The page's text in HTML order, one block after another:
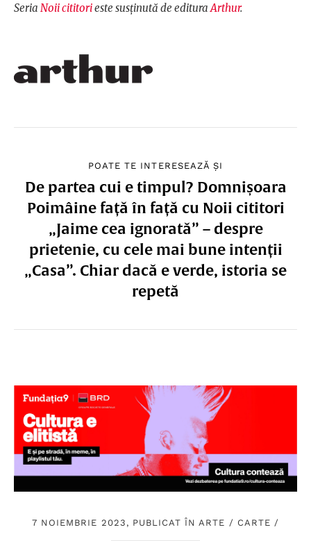
Seria Noii cititorieste susținută de editura Arthur.
POATE TE INTERESEAZĂ ȘI
De partea cui e timpul? Domnișoara
Poimâine față în față cu Noii cititori
„Jaime cea ignorată” – despre
prietenie, cu cele mai bune intenții
„Casa”. Chiar dacă e verde, istoria se
repetă
7 NOIEMBRIE 2023, PUBLICAT ÎN ARTE / CARTE /